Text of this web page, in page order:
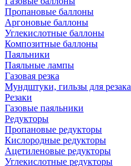
Пропановые баллоны
Аргоновые баллоны
Углекислотные баллоны
Композитные баллоны
Паяльники
Паяльные лампы
Газовая резка
Мундштуки, гильзы для резака
Резаки
Газовые паяльники
Редукторы
Пропановые редукторы
Кислородные редукторы
Ацетиленовые редукторы
Углекислотные редукторы